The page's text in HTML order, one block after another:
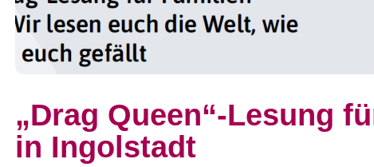
„Drag Queen“-Lesung
in Ingolstadt